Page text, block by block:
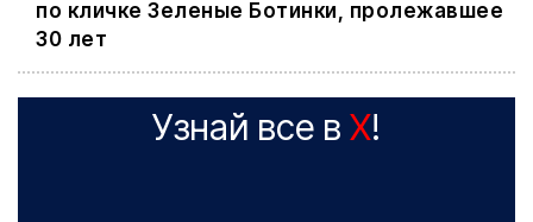
по кличке Зеленые Ботинки, пролежавшее
30 лет
Узнай все в X!